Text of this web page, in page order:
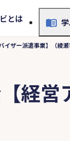
とは
ザー派遣事業】（綾瀬
経